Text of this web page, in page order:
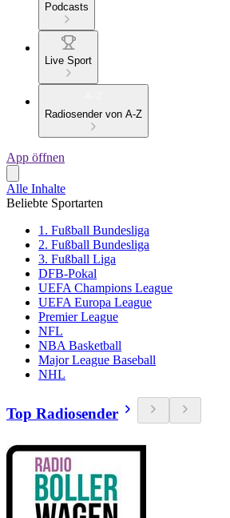
Podcasts
Live Sport
Radiosender von A-Z
App öffnen
Alle Inhalte
Beliebte Sportarten
1. Fußball Bundesliga
2. Fußball Bundesliga
3. Fußball Liga
DFB-Pokal
UEFA Champions League
UEFA Europa League
Premier League
NFL
NBA Basketball
Major League Baseball
NHL
Top Radiosender